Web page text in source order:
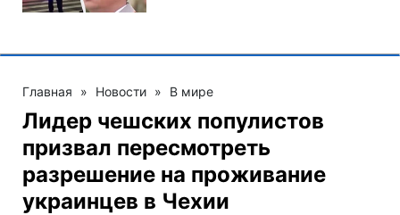
Главная » Новости » В мире
Лидер чешских популистов
призвал пересмотреть
разрешение на проживание
украинцев в Чехии